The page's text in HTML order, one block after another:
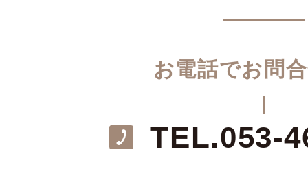
お電話でお問
TEL.053-